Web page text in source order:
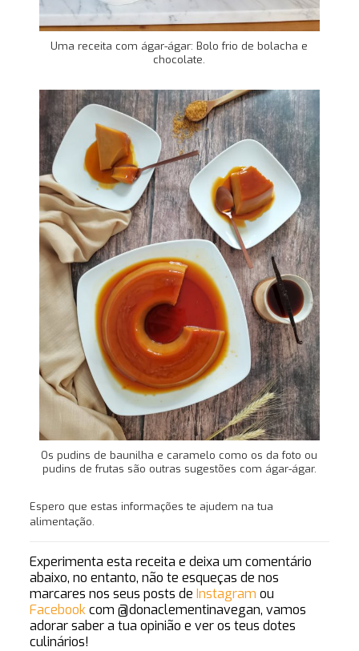
Uma receita com ágar-ágar: Bolo frio de bolacha e
chocolate.
Os pudins de baunilha e caramelo como os da foto ou
pudins de frutas são outras sugestões com ágar-ágar.
Espero que estas informações te ajudem na tua
alimentação.
Experimenta esta receita e deixa um comentário
abaixo, no entanto, não te esqueças de nos
marcares nos seus posts de Instagram ou
Facebookcom @donaclementinavegan, vamos
adorar saber a tua opinião e ver os teus dotes
culinários!